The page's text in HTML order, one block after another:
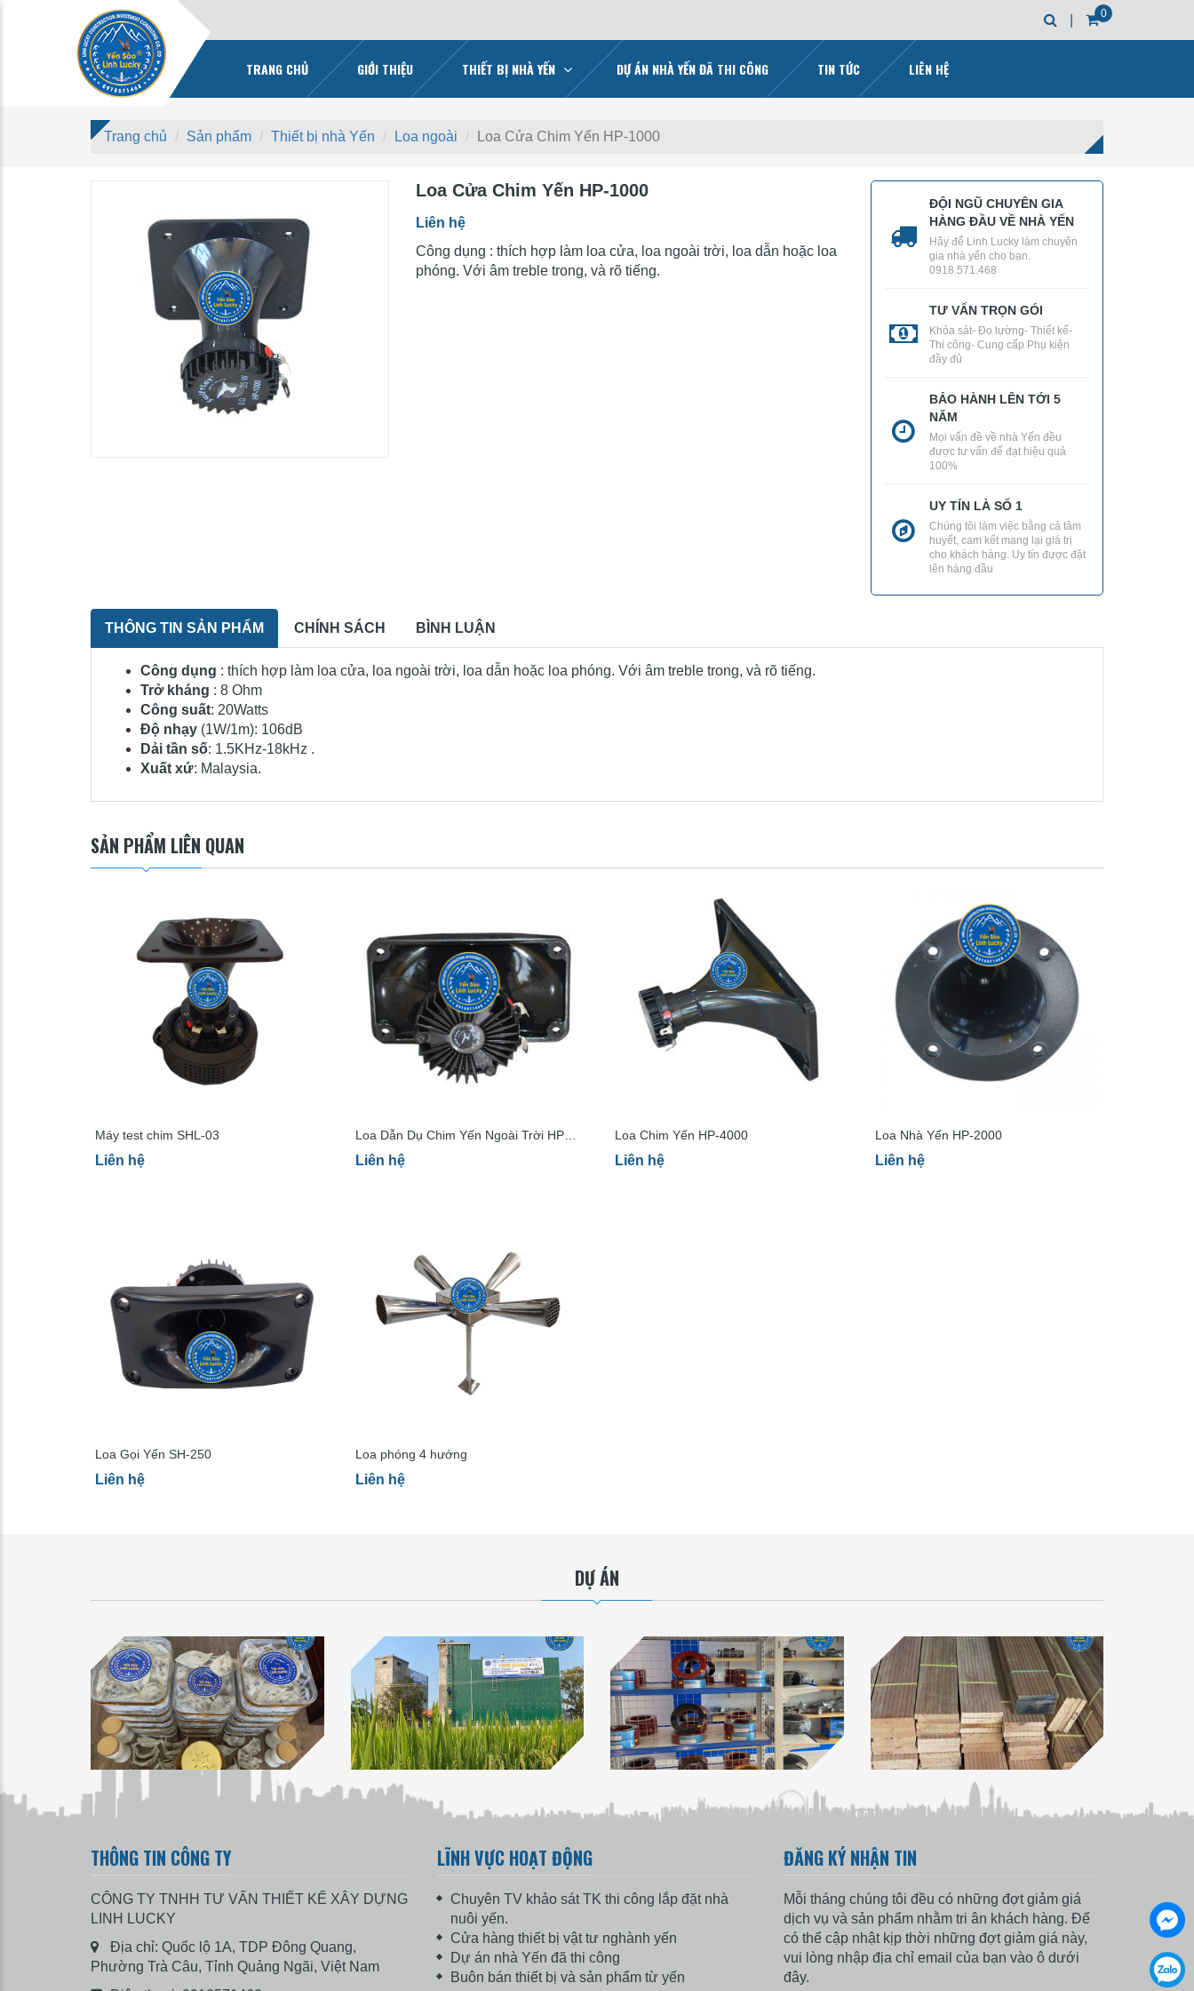
0
TRANG CHỦ GIỚI THIỆU THIẾT BỊ NHÀ YẾN DỰ ÁN NHÀ YẾN ĐÃ THI CÔNG TIN TỨC LIÊN HỆ
Trang chủ Sản phẩm Thiết bị nhà Yến Loa ngoài Loa Cửa Chim Yến HP-1000
Loa Cửa Chim Yến HP-1000
Liên hệ
Công dụng : thích hợp làm loa cửa, loa ngoài trời, loa dẫn hoặc loa
phóng. Với âm treble trong, và rõ tiếng.
ĐỘI NGŨ CHUYÊN GIA
HÀNG ĐẦU VỀ NHÀ YẾN
Hãy để Linh Lucky làm chuyên
gia nhà yến cho bạn.
0918.571.468
TƯ VẤN TRỌN GÓI
Khỏa sát- Đo lường- Thiết kế-
Thi công- Cung cấp Phụ kiện
đầy đủ
BẢO HÀNH LÊN TỚI 5
NĂM
Mọi vấn đề về nhà Yến đều
được tư vấn để đạt hiệu quả
100%
UY TÍN LÀ SỐ 1
Chúng tôi làm việc bằng cả tâm
huyết, cam kết mang lại giá trị
cho khách hàng. Uy tín được đặt
lên hàng đầu
THÔNG TIN SẢN PHẨM CHÍNH SÁCH BÌNH LUẬN
Công dụng : thích hợp làm loa cửa, loa ngoài trời, loa dẫn hoặc loa phóng. Với âm treble trong, và rõ tiếng.
Trở kháng : 8 Ohm
Công suất: 20Watts
Độ nhạy (1W/1m): 106dB
Dải tần số: 1.5KHz-18kHz .
Xuất xứ: Malaysia.
SẢN PHẨM LIÊN QUAN
Máy test chim SHL-03
Liên hệ
Loa Dẫn Dụ Chim Yến Ngoài Trời HP-
Liên hệ
Loa Chim Yến HP-4000
Liên hệ
Loa Nhà Yến HP-2000
Liên hệ
Loa Gọi Yến SH-250
Liên hệ
Loa phóng 4 hướng
Liên hệ
DỰ ÁN
THÔNG TIN CÔNG TY
CÔNG TY TNHH TƯ VẤN THIẾT KẾ XÂY DỰNG
LINH LUCKY
Địa chỉ: Quốc lộ 1A, TDP Đông Quang,
Phường Trà Câu, Tỉnh Quảng Ngãi, Việt Nam
LĨNH VỰC HOẠT ĐỘNG
Chuyên TV khảo sát TK thi công lắp đặt nhà
nuôi yến.
Cửa hàng thiết bị vật tư nghành yến
Dự án nhà Yến đã thi công
Buôn bán thiết bị và sản phẩm từ yến
ĐĂNG KÝ NHẬN TIN
Mỗi tháng chúng tôi đều có những đợt giảm giá
dịch vụ và sản phẩm nhằm tri ân khách hàng. Để
có thể cập nhật kịp thời những đợt giảm giá này,
vui lòng nhập địa chỉ email của bạn vào ô dưới
đây.